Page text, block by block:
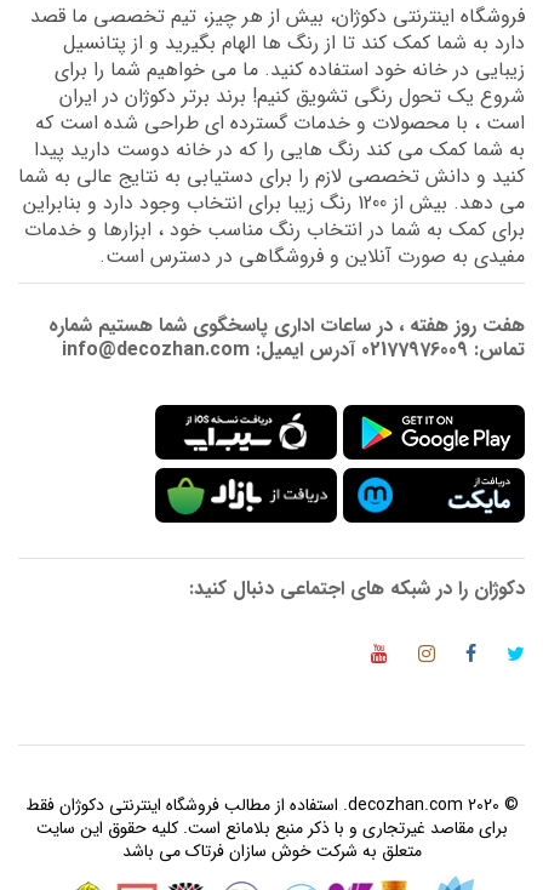
فروشگاه اینترنتی دکوژان، بیش از هر چیز، تیم تخصصی ما قصد
دارد به شما کمک کند تا از رنگ ها الهام بگیرید و از پتانسیل
زیبایی در خانه خود استفاده کنید. ما می خواهیم شما را برای
شروع یک تحول رنگی تشویق کنیم! برند برتر دکوژان در ایران
است ، با محصولات و خدمات گسترده ای طراحی شده است که
به شما کمک می کند رنگ هایی را که در خانه دوست دارید پیدا
کنید و دانش تخصصی لازم را برای دستیابی به نتایج عالی به شما
می دهد. بیش از 1200 رنگ زیبا برای انتخاب وجود دارد و بنابراین
برای کمک به شما در انتخاب رنگ مناسب خود ، ابزارها و خدمات
مفیدی به صورت آنلاین و فروشگاهی در دسترس است.
هفت روز هفته ، در ساعات اداری پاسخگوی شما هستیم شماره
تماس: 02177976009 آدرس ایمیل: info@decozhan.com
دکوژان را در شبکه های اجتماعی دنبال کنید:
© 2020 decozhan.com. استفاده از مطالب فروشگاه اینترنتی دکوژان فقط
برای مقاصد غیرتجاری و با ذکر منبع بلامانع است. کلیه حقوق این سایت
متعلق به شرکت خوش سازان فرتاک می باشد